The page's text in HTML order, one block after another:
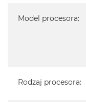
24-calowy iMac
Magic
Model procesora:
Rodzaj procesora: